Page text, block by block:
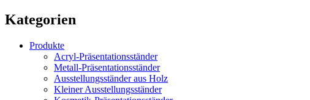
Kategorien
Produkte
Acryl-Präsentationsständer
Metall-Präsentationsständer
Ausstellungsständer aus Holz
Kleiner Ausstellungsständer